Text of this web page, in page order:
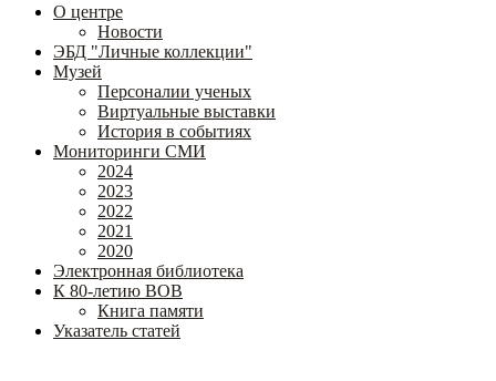
О центре
Новости
ЭБД "Личные коллекции"
Музей
Персоналии ученых
Виртуальные выставки
История в событиях
Мониторинги СМИ
2024
2023
2022
2021
2020
Электронная библиотека
К 80-летию ВОВ
Книга памяти
Указатель статей